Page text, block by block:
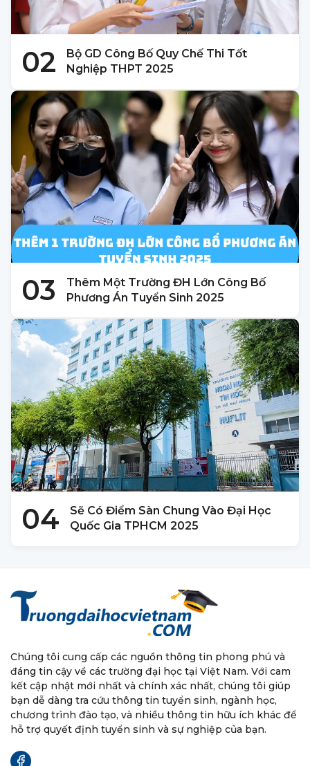
02
Bộ GD Công Bố Quy Chế Thi Tốt
Nghiệp THPT 2025
03
Thêm Một Trường ĐH Lớn Công Bố
Phương Án Tuyển Sinh 2025
04
Sẽ Có Điểm Sàn Chung Vào Đại Học
Quốc Gia TPHCM 2025
Chúng tôi cung cấp các nguồn thông tin phong phú và
đáng tin cậy về các trường đại học tại Việt Nam. Với cam
kết cập nhật mới nhất và chính xác nhất, chúng tôi giúp
bạn dễ dàng tra cứu thông tin tuyển sinh, ngành học,
chương trình đào tạo, và nhiều thông tin hữu ích khác để
hỗ trợ quyết định tuyển sinh và sự nghiệp của bạn.